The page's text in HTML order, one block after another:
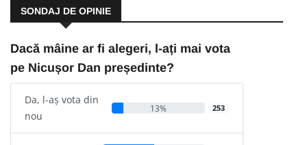
SONDAJ DE OPINIE
Dacă mâine ar fi alegeri, l-ați mai vota
pe Nicușor Dan președinte?
Da, l-aș vota din
nou
13% 253